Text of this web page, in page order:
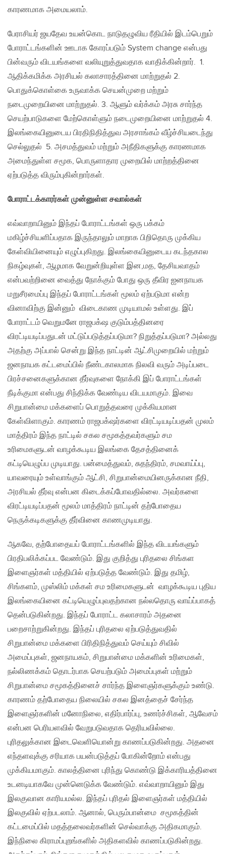
காரணமாக அமையலாம்.
பேராசியர் ஜயதேவ உயன்கொட நாடுதழுவிய ரீதியில் இடம்பெறும்
போராட்டங்களின் ஊடாக கோரப்படும் System change என்பது
பின்வரும் விடயங்களை வலியுறுத்துவதாக வாதிக்கின்றார். 1.
ஆதிக்கமிக்க அரசியல் கலாசாரத்தினை மாற்றுதல் 2.
பொதுக்கொள்கை உருவாக்க செயன்முறை மற்றும்
நடைமுறையினை மாற்றுதல். 3. ஆளும் வர்க்கம் அரசு சார்ந்த
செயற்பாடுகளை மேற்கொள்ளும் நடைமுறையினை மாற்றுதல் 4.
இலங்கையினுடைய பிரதிநிதித்துவ அரசாங்கம் வீழ்ச்சியடைந்து
செல்லுதல் 5. அசமத்துவம் மற்றும் அநீதிகளுக்கு காரணமாக
அமைந்துள்ள சமூக, பொருளாதார முறையில் மாற்றத்தினை
ஏற்படுத்த விரும்புகின்றார்கள்.
போராட்டக்காரர்கள் முன்னுள்ள சவால்கள்
எவ்வாறாயினும் இந்தப் போராட்டங்கள் ஒரு பக்கம்
மகிழ்ச்சியளிப்பதாக இருந்தாலும் மாறாக பிறிதொரு முக்கிய
கேள்வியினையும் எழுப்புகிறது. இலங்கையினுடைய கடந்தகால
நிகழ்வுகள், ஆழமாக வேறுன்றியுள்ள இன,மத, தேசியவாதம்
என்பவற்றினை வைத்து நோக்கும் போது ஒரு தீவிர ஐனநாயக
மறுசீரமைப்பு இந்தப் போராட்டங்கள் மூலம் ஏற்படுமா என்ற
வினாவிற்கு இன்னும் விடைகாண முடியாமல் உள்ளது. இப்
போராட்டம் வெறுமனே ராஜபக்‌ஷ குடும்பத்தினரை
விரட்டியடிப்பதுடன் மட்டுப்படுத்தப்படுமா? நிறுத்தப்படுமா? அல்லது
அதற்கு அப்பால் சென்று இந்த நாட்டின் ஆட்சிமுறையில் மற்றும்
ஜனநாயக கட்டமைப்பில் நீண்டகாலமாக நிலவி வரும் அடிப்படை
பிரச்சனைகளுக்கான தீர்வுகளை நோக்கி இப் போராட்டங்கள்
நீடிக்குமா என்பது சிந்திக்க வேண்டிய விடயமாகும். இவை
சிறுபான்மை மக்களைப் பொறுத்தவரை முக்கியமான
கேள்விளாகும். காரணம் ராஜபக்‌ஷர்களை விரட்டியடிப்பதன் முலம்
மாத்திரம் இந்த நாட்டில் சகல சமூகத்தவர்களும் சம
உரிமைகளுடன் வாழக்கூடிய இலங்கை தேசத்தினைக்
கட்டியெழுப்ப முடியாது. பன்மைத்துவம், சுதந்திரம், சமவாய்ப்பு,
யாவரையும் உள்வாங்கும் ஆட்சி, சிறுபான்மையினருக்கான நீதி,
அரசியல் தீர்வு என்பன கிடைக்கப்போவதில்லை. அவர்களை
விரட்டியடிப்பதன் மூலம் மாத்திரம் நாட்டின் தற்போதைய
நெருக்கடிகளுக்கு தீர்வினை காணமுடியாது.
ஆகவே, தற்போதையப் போராட்டங்களில் இந்த விடயங்களும்
பிரதிபலிக்கப்பட வேண்டும். இது குறித்து புரிதலை சிங்கள
இளைஞர்கள் மத்தியில் ஏற்படுத்த வேண்டும். இது தமிழ்,
சிங்களம், முஸ்லிம் மக்கள் சம உரிமைகளுடன் வாழக்கூடிய புதிய
இலங்கையினை கட்டியெழுப்புவதற்கான நல்லதொரு வாய்ப்பாகத்
தென்படுகின்றது. இந்தப் போராட்ட கலாசாரம் அதனை
பறைசாற்றுகின்றது. இந்தப் புரிதலை ஏற்படுத்துவதில்
சிறுபான்மை மக்களை பிரிதிநித்துவம் செய்யும் சிவில்
அமைப்புகள், ஜனநாயகம், சிறுபான்மை மக்களின் உரிமைகள்,
நல்லிணக்கம் தொடர்பாக செயற்படும் அமைப்புகள் மற்றும்
சிறுபான்மை சமூகத்தினைச் சார்ந்த இளைஞர்களுக்கும் உண்டு.
காரணம் தற்போதைய நிலையில் சகல இனத்தைச் சேர்ந்த
இளைஞர்களின் மனோநிலை, எதிர்பார்ப்பு, உணர்ச்சிகள், ஆவேசம்
என்பன பெரியளவில் வேறுபடுவதாக தெரியவில்லை.
புரிதலுக்கான இடைவெளியொன்று காணப்படுகின்றது. அதனை
எந்தளவுக்கு சரியாக பயன்படுத்தப் போகின்றோம் என்பது
முக்கியமாகும். காலத்தினை புரிந்து கொண்டு இக்காரியத்தினை
உடனடியாகவே முன்னெடுக்க வேண்டும். எவ்வாறாயினும் இது
இலகுவான காரியமல்ல. இந்தப் புரிதல் இளைஞர்கள் மத்தியில்
இலகுவில் ஏற்படலாம். ஆனால், பெரும்பான்மை சமூகத்தின்
கட்டமைப்பில் மதத்தலைவர்களின் செல்வாக்கு அதிகமாகும்.
இந்நிலை கிராமப்புறங்களில் அதிகளவில் காணப்படுகின்றது.